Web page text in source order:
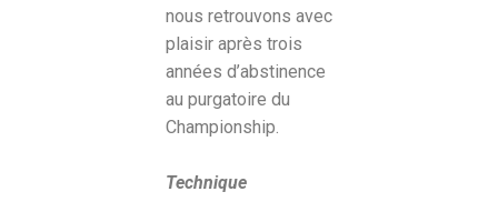
nous retrouvons avec
plaisir après trois
années d’abstinence
au purgatoire du
Championship.
Technique